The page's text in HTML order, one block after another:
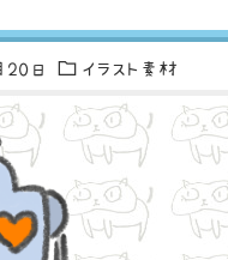
20日 イラスト素材